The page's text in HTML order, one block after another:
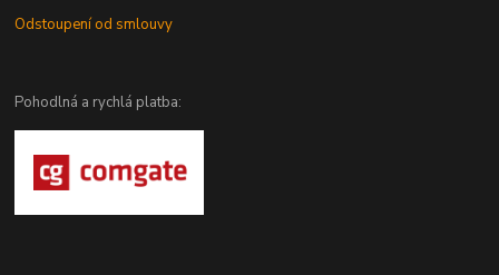
Odstoupení od smlouvy
Pohodlná a rychlá platba: